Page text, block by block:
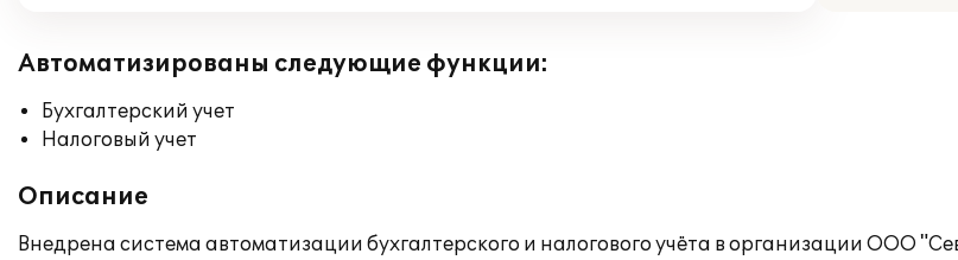
Автоматизированы следующие функции:
Бухгалтерский учет
Налоговый учет
Описание
Внедрена система автоматизации бухгалтерского и налогового учёта в организации ООО